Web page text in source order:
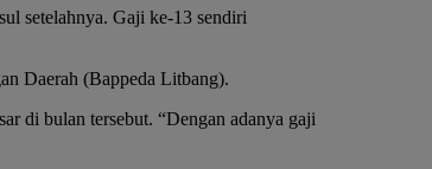
setelahnya. Gaji ke-13 sendiri
Daerah (Bappeda Litbang).
di bulan tersebut. “Dengan adanya gaji